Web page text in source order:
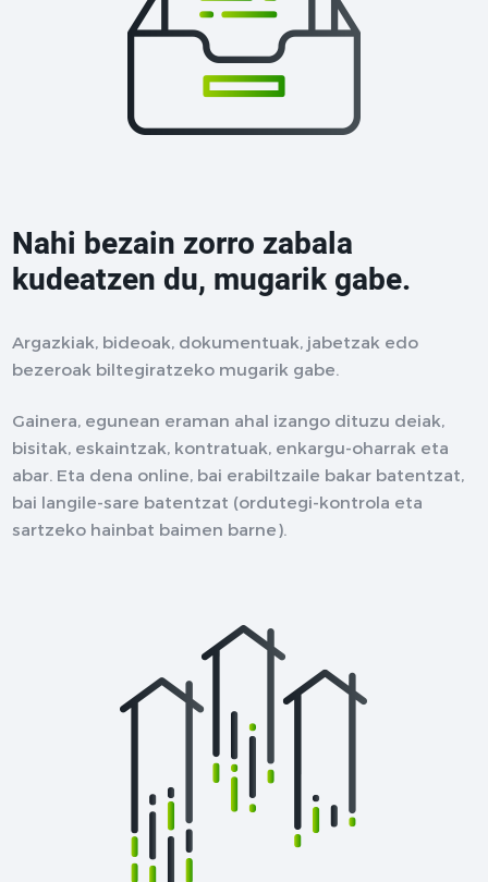
Nahi bezain zorro zabala
kudeatzen du, mugarik gabe.
Argazkiak, bideoak, dokumentuak, jabetzak edo
bezeroak biltegiratzeko mugarik gabe.
Gainera, egunean eraman ahal izango dituzu deiak,
bisitak, eskaintzak, kontratuak, enkargu-oharrak eta
abar. Eta dena online, bai erabiltzaile bakar batentzat,
bai langile-sare batentzat (ordutegi-kontrola eta
sartzeko hainbat baimen barne).